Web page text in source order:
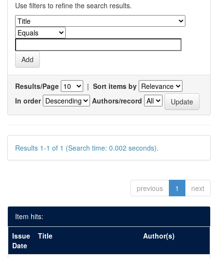
Use filters to refine the search results.
Results/Page | Sort items by
In order
Authors/record
Results 1-1 of 1 (Search time: 0.002 seconds).
previous 1 next
Item hits:
Issue
Date
Title Author(s)